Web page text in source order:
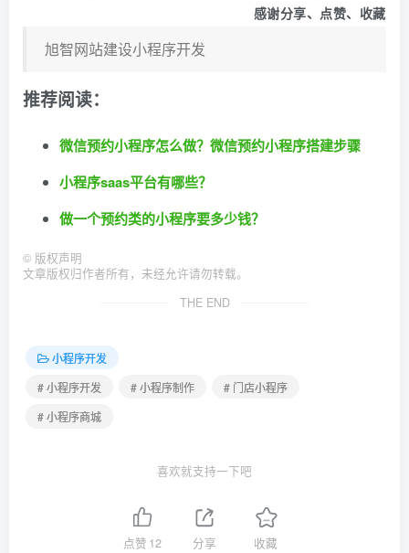
感谢分享、点赞、收藏
旭智网站建设小程序开发
推荐阅读：
微信预约小程序怎么做？微信预约小程序搭建步骤
小程序saas平台有哪些？
做一个预约类的小程序要多少钱？
© 版权声明
文章版权归作者所有，未经允许请勿转载。
THE END
小程序开发
# 小程序开发
# 小程序制作
# 门店小程序
# 小程序商城
喜欢就支持一下吧
点赞 12 分享 收藏